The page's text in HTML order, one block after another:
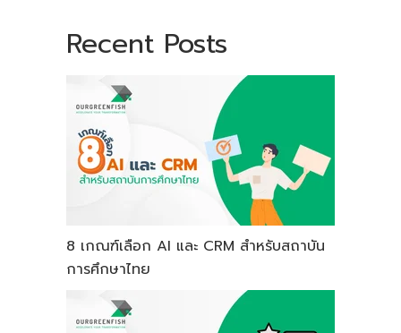
Recent Posts
8 เกณฑ์เลือก AI และ CRM สำหรับสถาบัน
การศึกษาไทย